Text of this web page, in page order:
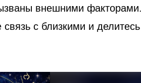
внешними факторами.
с близкими и